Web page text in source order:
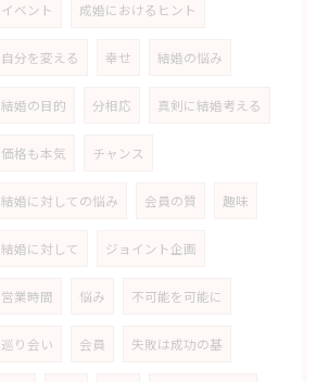
イベント 成婚におけるヒント
自分を変える 幸せ 結婚の悩み
結婚の目的 分相応 真剣に結婚考える
価格も本気 チャンス
結婚に対しての悩み 会員の質 趣味
結婚に対して ジョイント企画
営業時間 悩み 不可能を可能に
巡り会い 会員 失敗は成功の基